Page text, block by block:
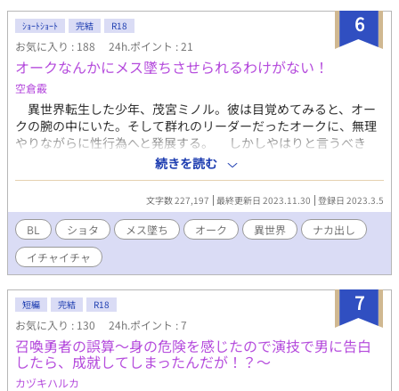
けに、カインは「二つの前世」を同時に思い出してしまう！ 心中
するほどの純愛で永遠を誓った恋人は、一人ではなかった！？
「く…っ！ひと突き交代はキツすぎんぞ！」 「では十数えたら交
代だ！」 ――二つの人生、二つの愛、夜の激しさも二倍！？ 挟ま
れ、暴かれ、蕩かされる。 宿命の再会を果たした執着攻め二人に
左右から愛され、逃げ場なしのサンドイッチ！ そこへさらに現れ
たのはなんと…！？ 前世も今世も全部まとめて愛し尽くす、超展
開ノンストップSFファンタジー二重転生BL！ ※この作品には
「3Pシーン」「連続潮吹き」「微誘い受け」「♡喘ぎ」「R18」
の描写が含まれています。 ※カイン（受け）固定、ハッピーエン
ド。前世の愛が重すぎる男たちに全方位から愛されたい方向け。
（全7話2万字短編規模。全話予約投稿済み）
6
ｼｮｰﾄｼｮｰﾄ 完結 R18
お気に入り : 188 24h.ポイント : 21
オークなんかにメス墜ちさせられるわけがない！
空倉霰
異世界転生した少年、茂宮ミノル。彼は目覚めてみると、オー
クの腕の中にいた。そして群れのリーダーだったオークに、無理
やりながらに性行為へと発展する。 しかしやはりと言うべき
か、ミノルがオークに敵うはずがなく。ミノルはメス墜ちしてし
まった。そしてオークの中でも名器という噂が広まり、なんやか
んやでミノルは彼らの中でも立場が上になっていく。 そしてあ
る日、リーダーのオークがミノルに結婚を申し入れた。しかしそ
れをキッカケに、オークの中でミノルの奪い合いが始まってしま
い……。 （のんびりペースで更新してます、すみません（汗））
続きを読む
文字数 227,197 最終更新日 2023.11.30 登録日 2023.3.5
BL ショタ メス墜ち オーク 異世界
ナカ出し
イチャイチャ
7
短編 完結 R18
お気に入り : 130 24h.ポイント : 7
召喚勇者の誤算～身の危険を感じたので演技で男に告白
したら、成就してしまったんだが！？～
カヅキハルカ